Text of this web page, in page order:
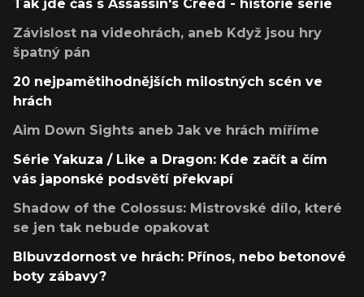
Tak jde čas s Assassin's Creed - historie série
Závislost na videohrách, aneb Když jsou hry
špatný pán
20 nejpamětihodnějších milostných scén ve
hrách
Aim Down Sights aneb Jak ve hrách míříme
Série Yakuza / Like a Dragon: Kde začít a čím
vás japonské podsvětí překvapí
Shadow of the Colossus: Mistrovské dílo, které
se jen tak nebude opakovat
Blbuvzdornost ve hrách: Přínos, nebo betonové
boty zábavy?